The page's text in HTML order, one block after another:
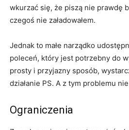
wkurzać się, że piszą nie prawdę
czegoś nie załadowałem.
Jednak to małe narządko
poleceń, który jest potrzebny do
prosty i przyjazny sposób,
działanie PS. A z tym problemu
Ograniczenia